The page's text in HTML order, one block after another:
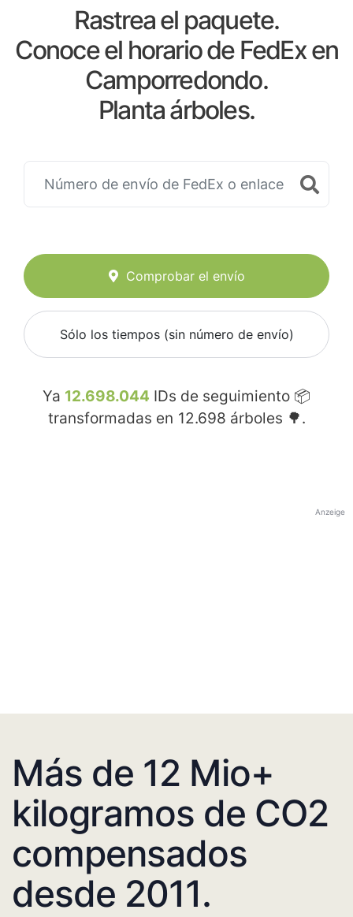
Rastrea el paquete.
Conoce el horario de FedEx en
Camporredondo.
Planta árboles.
Comprobar el envío
Sólo los tiempos (sin número de envío)
Ya 12.698.044 IDs de seguimiento 📦
transformadas en 12.698 árboles 🌳.
Anzeige
Más de 12 Mio+
kilogramos de CO2
compensados
desde 2011.